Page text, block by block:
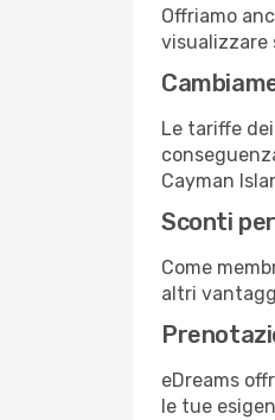
Offriamo
visualizzare
Le tariffe
Cayman
Sconti
Come
altri
eDreams
le tue